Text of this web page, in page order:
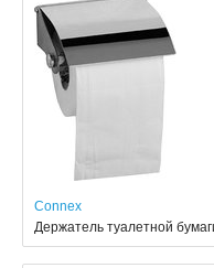
Connex
Держатель туалетной